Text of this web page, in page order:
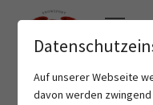
Auf unserer Webseite
davon werden